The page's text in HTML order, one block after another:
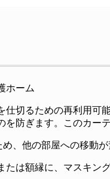
ホーム
切るための再利用
防ぎます。このカー
、他の部屋への移動
たは額縁に、マスキン